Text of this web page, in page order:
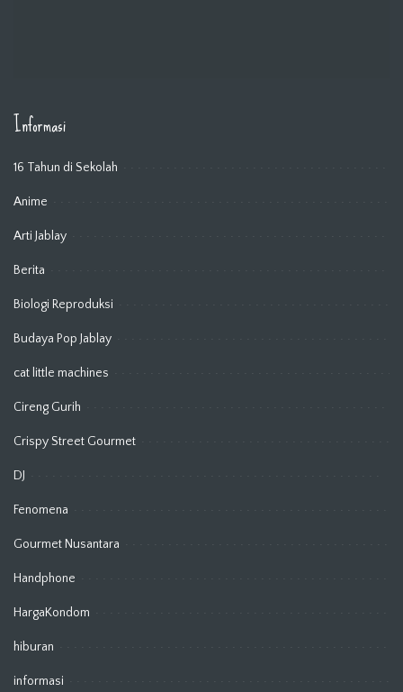
Informasi
16 Tahun di Sekolah
Anime
Arti Jablay
Berita
Biologi Reproduksi
Budaya Pop Jablay
cat little machines
Cireng Gurih
Crispy Street Gourmet
DJ
Fenomena
Gourmet Nusantara
Handphone
HargaKondom
hiburan
informasi